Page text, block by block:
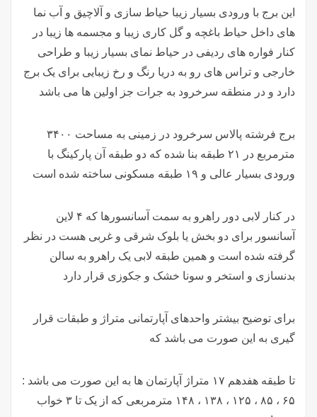
این برج با ورودی بسیار زیبا حیاط سازی و آلاچیق و آب نما
های داخل حیاط باغچه و گل کاری زیبا و مجسمه ها زیبا در
کنار فواره های ردیفی در حیاط نمای بسیار زیبا و طراحی
خارجی و تراس های رو به دریا رنگ و رخ زیبایی برای یک برج
دارد و در منطقه سرخرود به جرات جز اولین ها می باشد
برج فرشته پالاس سرخرود در زمینی به مساحت ۳۴۰۰
مترمربع در ۲۱ طبقه بنا شده که دو طبقه آن پارکینگ با
ورودی بسیار عالی و ۱۹ طبقه مسکونی ساخته شده است
در کنار لابی دور راهرو به سمت آسانسورها که ۴ لاین
آسانسور برای دو بخش یا بلوک شرقی و غربی هست در نظر
گرفته شده است و همین طبقه لابی یک راهرو به سالن
بدنسازی و استخر و سونا خشک و جکوزی قرار دارد
برای توضیح بیشتر واحدهای آپارتمانی متراژ و طبقات قرار
گیری به این صورت می باشد که
تا طبقه هفدهم ۱۷ متراژ آپارتمان ها به این صورت می باشد :
۶۵ ، ۸۵ ، ۱۲۵ ، ۱۳۸ ، ۱۴۸ مترمربعی که از یک تا ۳ خواب